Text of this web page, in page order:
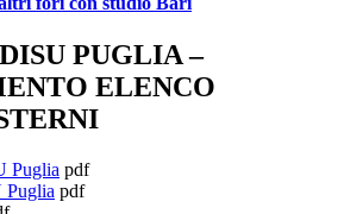
PUGLIA –
ELENCO
Puglia pdf
Puglia pdf